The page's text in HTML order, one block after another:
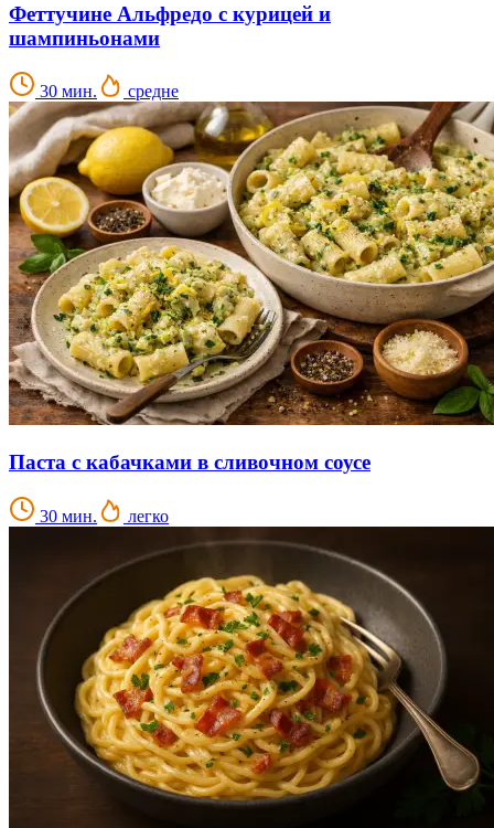
Феттучине Альфредо с курицей и
шампиньонами
30 мин. средне
Паста с кабачками в сливочном соусе
30 мин. легко